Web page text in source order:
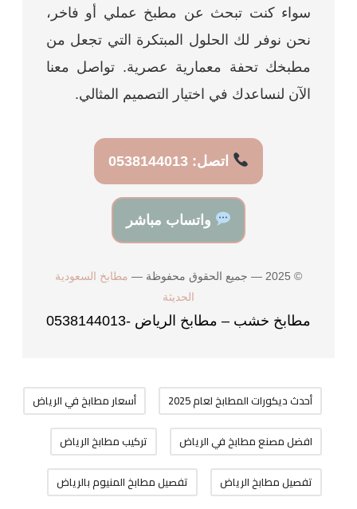
سواء كنت تبحث عن مطبخ عملي أو فاخر،
نحن نوفر لك الحلول المبتكرة التي تجعل من
مطبخك تحفة معمارية عصرية. تواصل معنا
الآن لنساعدك في اختيار التصميم المثالي.
اتصل: 0538144013
واتساب مباشر
© 2025 — جميع الحقوق محفوظة —
مطابخ السعودية
الحديثة
مطابخ خشب – مطابخ الرياض -0538144013
أحدث ديكورات المطابخ لعام 2025 أسعار مطابخ في الرياض
افضل مصنع مطابخ في الرياض تركيب مطابخ الرياض
تفصيل مطابخ الرياض تفصيل مطابخ المنيوم بالرياض